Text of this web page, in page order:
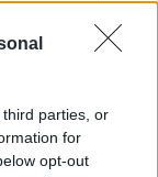
parties, or
for
opt-out